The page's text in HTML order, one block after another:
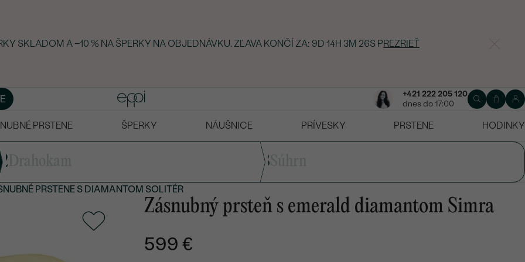
SKLADOM A −10 % NA ŠPERKY NA OBJEDNÁVKU. ZĽAVA KONČÍ ZA: 9D 14H 3M 25SPREZRIEŤ
+421 222 205 120
dnes do 17:00
PRSTENE ŠPERKY NÁUŠNICE PRÍVESKY PRSTENE HODINKY
2 3
PRSTENE S DIAMANTOM SOLITÉR
Zásnubný prsteň s emerald diamantom Simra
599 €